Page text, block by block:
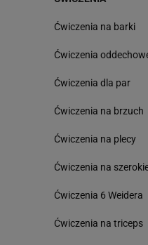
Ćwiczenia na barki
Ćwiczenia
Ćwiczenia dla par
Ćwiczenia na brzuch
Ćwiczenia na plecy
Ćwiczenia na
Ćwiczenia 6 Weidera
Ćwiczenia na triceps